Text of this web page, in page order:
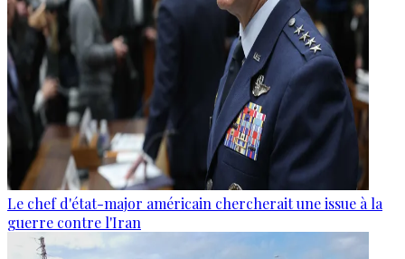
Le chef d'état-major américain chercherait une issue à la
guerre contre l'Iran